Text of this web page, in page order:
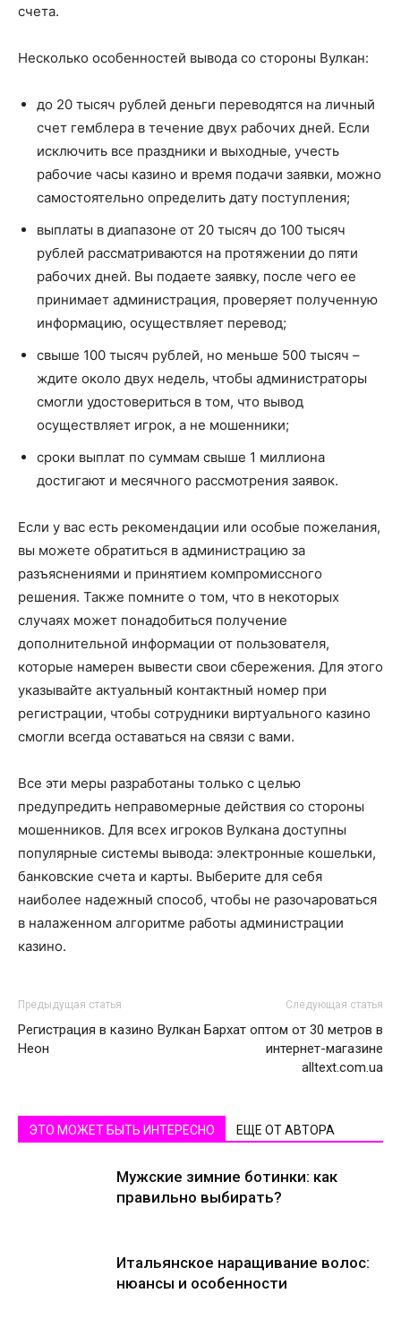
счета.
Несколько особенностей вывода со стороны Вулкан:
до 20 тысяч рублей деньги переводятся на личный
счет гемблера в течение двух рабочих дней. Если
исключить все праздники и выходные, учесть
рабочие часы казино и время подачи заявки, можно
самостоятельно определить дату поступления;
выплаты в диапазоне от 20 тысяч до 100 тысяч
рублей рассматриваются на протяжении до пяти
рабочих дней. Вы подаете заявку, после чего ее
принимает администрация, проверяет полученную
информацию, осуществляет перевод;
свыше 100 тысяч рублей, но меньше 500 тысяч –
ждите около двух недель, чтобы администраторы
смогли удостовериться в том, что вывод
осуществляет игрок, а не мошенники;
сроки выплат по суммам свыше 1 миллиона
достигают и месячного рассмотрения заявок.
Если у вас есть рекомендации или особые пожелания,
вы можете обратиться в администрацию за
разъяснениями и принятием компромиссного
решения. Также помните о том, что в некоторых
случаях может понадобиться получение
дополнительной информации от пользователя,
которые намерен вывести свои сбережения. Для этого
указывайте актуальный контактный номер при
регистрации, чтобы сотрудники виртуального казино
смогли всегда оставаться на связи с вами.
Все эти меры разработаны только с целью
предупредить неправомерные действия со стороны
мошенников. Для всех игроков Вулкана доступны
популярные системы вывода: электронные кошельки,
банковские счета и карты. Выберите для себя
наиболее надежный способ, чтобы не разочароваться
в налаженном алгоритме работы администрации
казино.
Предыдущая статья
Регистрация в казино Вулкан
Неон
Следующая статья
Бархат оптом от 30 метров в
интернет-магазине
alltext.com.ua
ЭТО МОЖЕТ БЫТЬ ИНТЕРЕСНО ЕЩЕ ОТ АВТОРА
Мужские зимние ботинки: как
правильно выбирать?
Итальянское наращивание волос:
нюансы и особенности